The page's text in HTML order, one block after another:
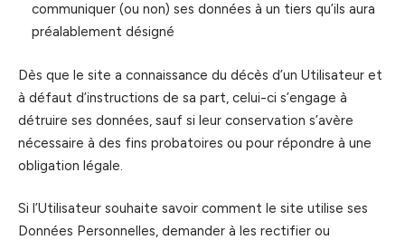
communiquer (ou non) ses données à un tiers qu’ils aura
préalablement désigné
Dès que le site a connaissance du décès d’un Utilisateur et
à défaut d’instructions de sa part, celui-ci s’engage à
détruire ses données, sauf si leur conservation s’avère
nécessaire à des fins probatoires ou pour répondre à une
obligation légale.
Si l’Utilisateur souhaite savoir comment le site utilise ses
Données Personnelles, demander à les rectifier ou